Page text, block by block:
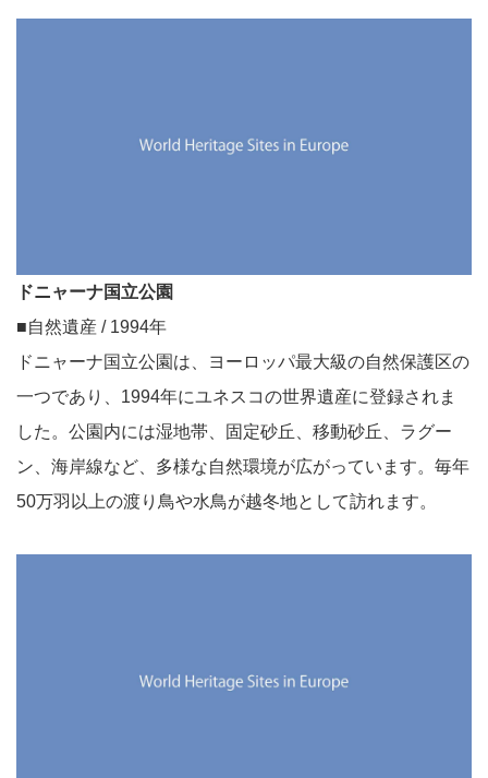
ドニャーナ国立公園
■自然遺産 / 1994年
ドニャーナ国立公園は、ヨーロッパ最大級の自然保護区の
一つであり、1994年にユネスコの世界遺産に登録されま
した。公園内には湿地帯、固定砂丘、移動砂丘、ラグー
ン、海岸線など、多様な自然環境が広がっています。毎年
50万羽以上の渡り鳥や水鳥が越冬地として訪れます。